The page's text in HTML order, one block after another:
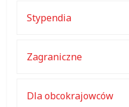
Stypendia
Zagraniczne
Dla obcokrajowców